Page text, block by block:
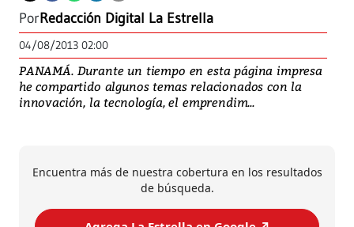
PorRedacción Digital La Estrella
04/08/2013 02:00
PANAMÁ. Durante un tiempo en esta página impresa
he compartido algunos temas relacionados con la
innovación, la tecnología, el emprendim...
Encuentra más de nuestra cobertura en los resultados
de búsqueda.